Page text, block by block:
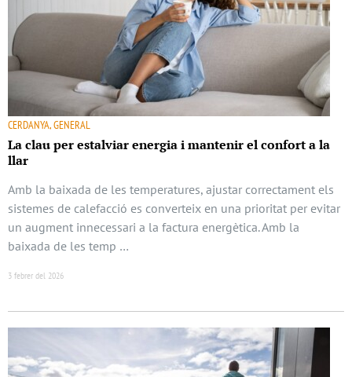
CERDANYA, GENERAL
La clau per estalviar energia i mantenir el confort a la
llar
Amb la baixada de les temperatures, ajustar correctament els
sistemes de calefacció es converteix en una prioritat per evitar
un augment innecessari a la factura energètica. Amb la
baixada de les temp …
3 febrer del 2026